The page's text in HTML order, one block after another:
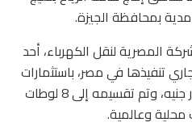
بمحافظة الجيزة.
المصرية لنقل الكهرباء، أحد
تنفيذها في مصر، باستثمارات
إجمالية تتراوح بين 12 و14 مليار جنيه، وتم تقسيمه إلى 8 لوطات
وعالمية.